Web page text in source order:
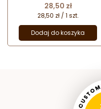
Cena
28,50 zł
28,50 zł / 1 szt.
Dodaj do koszyka